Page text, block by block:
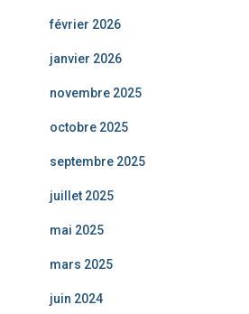
février 2026
janvier 2026
novembre 2025
octobre 2025
septembre 2025
juillet 2025
mai 2025
mars 2025
juin 2024